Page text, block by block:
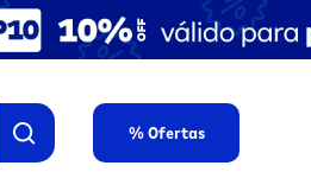
% Ofertas